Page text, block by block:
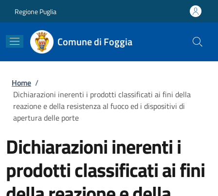
Regione Puglia
Comune di Foggia
Briciole di pane
Home /
Dichiarazioni inerenti i prodotti classificati ai fini della
reazione e della resistenza al fuoco ed i dispositivi di
apertura delle porte
Dichiarazioni inerenti i
prodotti classificati ai fini